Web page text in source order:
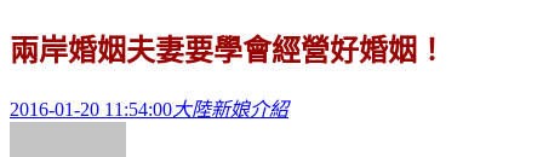
兩岸婚姻夫妻要學會經營好婚姻！
2016-01-20 11:54:00大陸新娘介紹